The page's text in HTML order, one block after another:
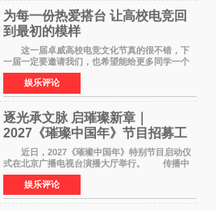
为每一份热爱搭台 让高校电竞回
到最初的模样
这一届卓威高校电竞文化节真的很不错，下
一届一定要邀请我们，也希望能给更多同学一个
来到现场的机会。 2026卓威高校电竞文化节
已经落下帷幕，在活动结束后，仍有不少高校电
竞社负责人和现
娱乐评论
逐光承文脉 启璀璨新章｜
2027《璀璨中国年》节目招募工
作圆满启动
近日，2027《璀璨中国年》特别节目启动仪
式在北京广播电视台演播大厅举行。 传播中
华优秀传统文化，弘扬纯正国风艺术，打造高规
格、高质感、正能量的文艺盛典，是璀璨中国年
矢志不渝的初心
娱乐评论